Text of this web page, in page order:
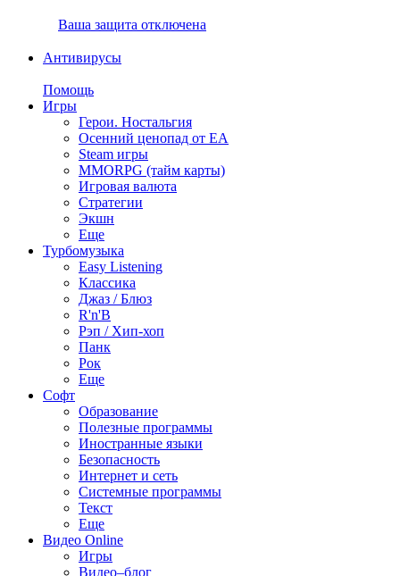
Ваша защита отключена
Антивирусы
Помощь
Игры
Герои. Ностальгия
Осенний ценопад от EA
Steam игры
MMORPG (тайм карты)
Игровая валюта
Стратегии
Экшн
Еще
Турбомузыка
Easy Listening
Классика
Джаз / Блюз
R'n'B
Рэп / Хип-хоп
Панк
Рок
Еще
Софт
Образование
Полезные программы
Иностранные языки
Безопасность
Интернет и сеть
Системные программы
Текст
Еще
Видео Online
Игры
Видео–блог